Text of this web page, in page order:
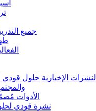
جميع
النشرات الإخبارية حلول قودي
الأدوات
نشرة قودي